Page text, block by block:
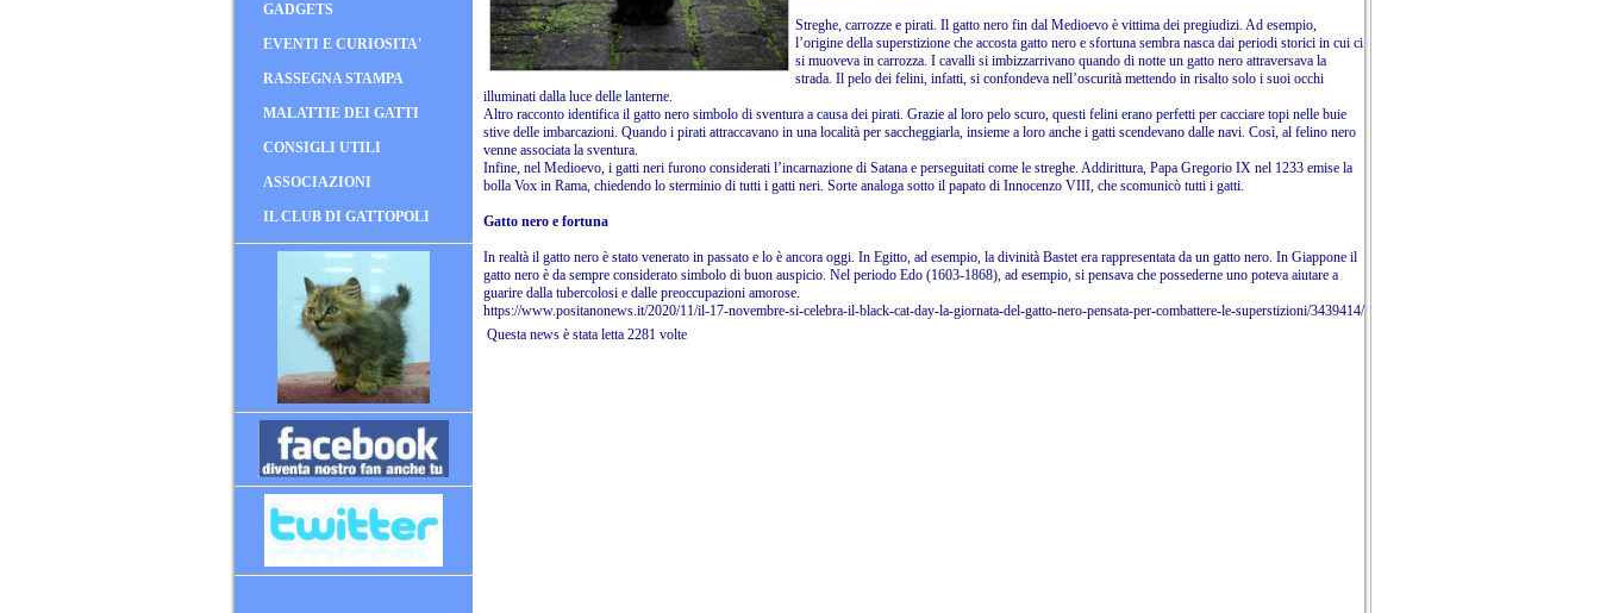
GADGETS
EVENTI E CURIOSITA'
RASSEGNA STAMPA
MALATTIE DEI GATTI
CONSIGLI UTILI
ASSOCIAZIONI
IL CLUB DI GATTOPOLI
Streghe, carrozze e pirati. Il gatto nero fin dal Medioevo è vittima dei pregiudizi. Ad esempio,
l’origine della superstizione che accosta gatto nero e sfortuna sembra nasca dai periodi storici in cui ci
si muoveva in carrozza. I cavalli si imbizzarrivano quando di notte un gatto nero attraversava la
strada. Il pelo dei felini, infatti, si confondeva nell’oscurità mettendo in risalto solo i suoi occhi
illuminati dalla luce delle lanterne.
Altro racconto identifica il gatto nero simbolo di sventura a causa dei pirati. Grazie al loro pelo scuro, questi felini erano perfetti per cacciare topi nelle buie
stive delle imbarcazioni. Quando i pirati attraccavano in una località per saccheggiarla, insieme a loro anche i gatti scendevano dalle navi. Così, al felino nero
venne associata la sventura.
Infine, nel Medioevo, i gatti neri furono considerati l’incarnazione di Satana e perseguitati come le streghe. Addirittura, Papa Gregorio IX nel 1233 emise la
bolla Vox in Rama, chiedendo lo sterminio di tutti i gatti neri. Sorte analoga sotto il papato di Innocenzo VI­II, che scomunicò tutti i gatti.
Gatto nero e fortuna
In realtà il gatto nero è stato venerato in passato e lo è ancora oggi. In Egitto, ad esempio, la divinità Bastet era rappresen­tata da un gatto nero. In Giappone il
gatto nero è da sempre considerato simbolo di buon auspicio. Nel periodo Edo (1603-1868), ad esempio, si pensava che possederne uno poteva aiutare a
guarire dalla tubercolosi e dalle preoccupazioni amorose.
https://www.positanonews.it/2020/11/il-17-novembre-si-celebra-il-black-cat-day-la-giornata-del-gatto-nero-pensata-per-combattere-le-superstizioni/3439414/
Questa news è stata letta 2281 volte